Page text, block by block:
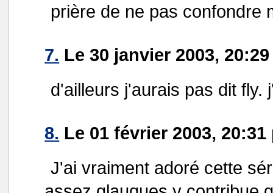
prière de ne pas confondre
7. Le 30 janvier 2003,
d'ailleurs j'aurais pas dit fly.
8. Le 01 février 2003,
J'ai vraiment adoré cette